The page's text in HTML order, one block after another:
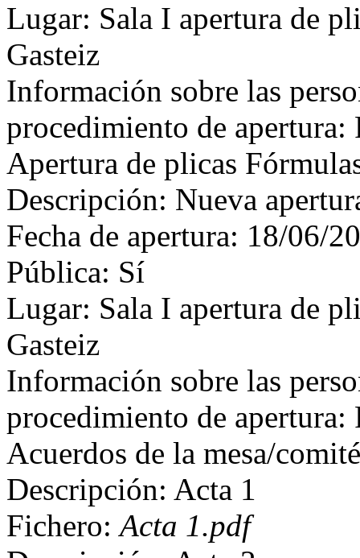
Lugar: Sala I apertura de
Gasteiz
Información sobre las
procedimiento de apertura:
Apertura de plicas
Descripción: Nueva
Fecha de apertura: 18/06/
Pública: Sí
Lugar: Sala I apertura de
Gasteiz
Información sobre las
procedimiento de apertura:
Acuerdos de la mesa/comité
Descripción: Acta 1
Fichero:Acta 1.pdf